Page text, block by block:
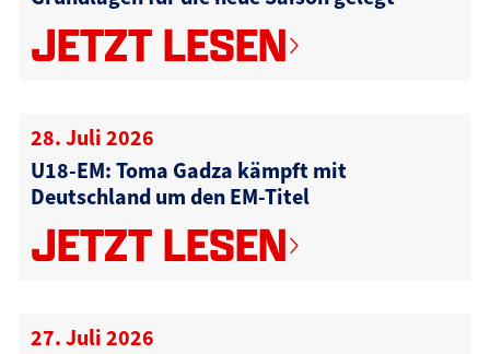
JETZT LESEN
28. Juli 2026
U18-EM: Toma Gadza kämpft mit
Deutschland um den EM-Titel
JETZT LESEN
27. Juli 2026